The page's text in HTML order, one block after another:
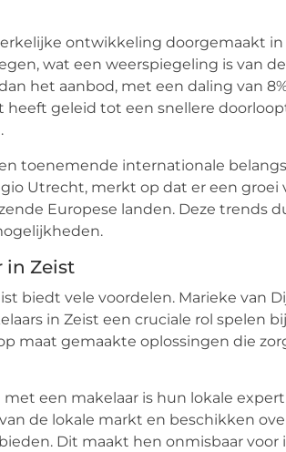
ontwikkeling doorgemaakt in
wat een weerspiegeling is van
het aanbod, met een daling van
heeft geleid tot een snellere
toenemende internationale
Utrecht, merkt op dat er een groei
Europese landen. Deze trends
in Zeist
biedt vele voordelen. Marieke van
in Zeist een cruciale rol spelen
maat gemaakte oplossingen die
een makelaar is hun lokale
de lokale markt en beschikken
Dit maakt hen onmisbaar